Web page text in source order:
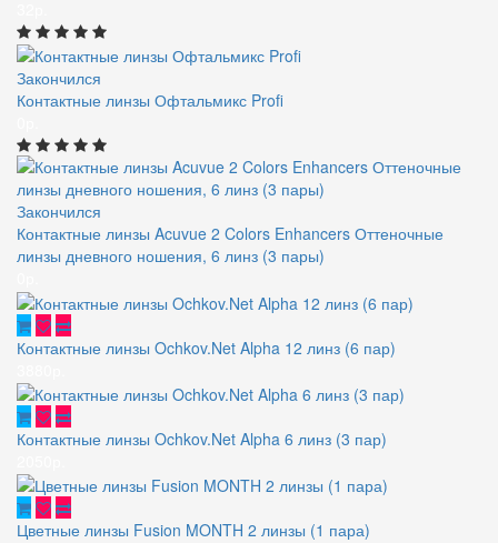
Закончился
Контактные линзы Офтальмикс Profi
Закончился
Контактные линзы Acuvue 2 Colors Enhancers Оттеночные
линзы дневного ношения, 6 линз (3 пары)
Контактные линзы Ochkov.Net Alpha 12 линз (6 пар)
Контактные линзы Ochkov.Net Alpha 6 линз (3 пар)
Цветные линзы Fusion MONTH 2 линзы (1 пара)